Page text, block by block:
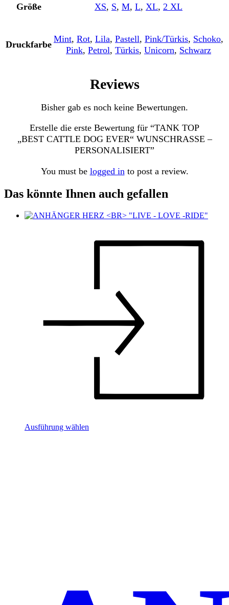
Größe XS, S, M, L, XL, 2 XL
Druckfarbe
Mint, Rot, Lila, Pastell, Pink/Türkis, Schoko,
Pink, Petrol, Türkis, Unicorn, Schwarz
Reviews
Bisher gab es noch keine Bewertungen.
Erstelle die erste Bewertung für “TANK TOP
„BEST CATTLE DOG EVER“ WUNSCHRASSE –
PERSONALISIERT”
You must be logged into post a review.
Das könnte Ihnen auch gefallen
Ausführung wählen